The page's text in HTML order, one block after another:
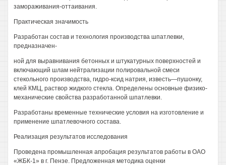
замораживания-оттаивания.
Практическая значимость
Разработан состав и технология производства шпатлевки,
предназначен-
ной для выравнивания бетонных и штукатурных поверхностей и
включающий шлам нейтрализации полировальной смеси
стекольного производства, гидро-ксид натрия, известь—пушонку,
клей КМЦ, раствор жидкого стекла. Определены основные физико-
механические свойства разработанной шпатлевки.
Разработаны временные технические условия на изготовление и
применение шпатлевочного состава.
Реализация результатов исследования
Проведена промышленная апробация результатов работы в ОАО
«ЖБК-1» в г. Пензе. Предложенная методика оценки